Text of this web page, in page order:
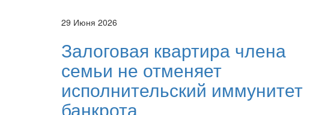
29 Июня 2026
Залоговая квартира члена
семьи не отменяет
исполнительский иммунитет
банкрота